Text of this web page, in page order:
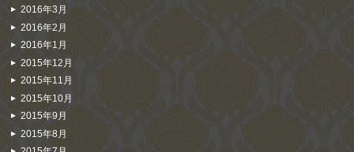
2016年3月
2016年2月
2016年1月
2015年12月
2015年11月
2015年10月
2015年9月
2015年8月